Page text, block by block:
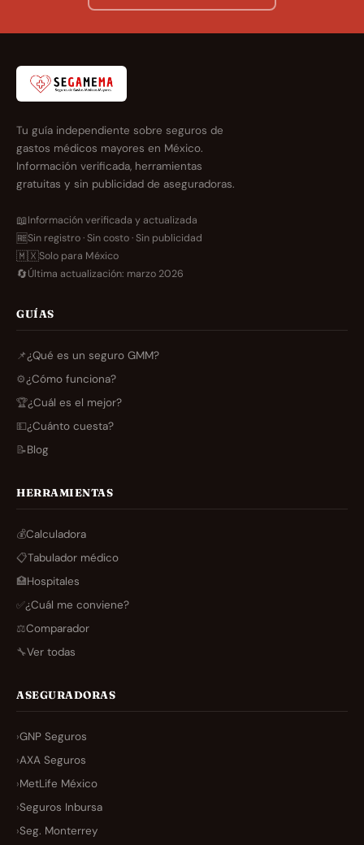
Tu guía independiente sobre seguros de
gastos médicos mayores en México.
Información verificada, herramientas
gratuitas y sin publicidad de aseguradoras.
📖Información verificada y actualizada
🆓Sin registro · Sin costo · Sin publicidad
🇲🇽Solo para México
🔄Última actualización: marzo 2026
GUÍAS
📌¿Qué es un seguro GMM?
⚙️¿Cómo funciona?
🏆¿Cuál es el mejor?
💵¿Cuánto cuesta?
📝Blog
HERRAMIENTAS
💰Calculadora
📋Tabulador médico
🏥Hospitales
✅¿Cuál me conviene?
⚖️Comparador
🔧Ver todas
ASEGURADORAS
›GNP Seguros
›AXA Seguros
›MetLife México
›Seguros Inbursa
›Seg. Monterrey